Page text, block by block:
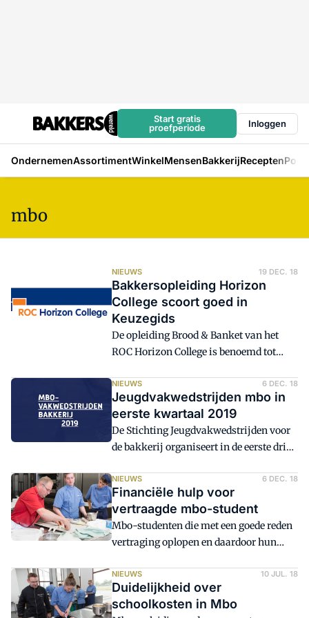
Start gratis
proefperiode
Inloggen
OndernemenAssortimentWinkelMensenBakkerijRecepten
mbo
NIEUWS 19 DEC. 18
Bakkersopleiding Horizon
College scoort goed in
Keuzegids
De opleiding Brood & Banket van het
ROC Horizon College is benoemd tot
2019. In deze gids worden mbo-
opleidingen met elkaar vergeleken en
wordt een ranglijst samengesteld. De
opleiding Brood & Banket van het
Horizon College staat in deze gids op de
kwaliteitszegel Topopleiding.
NIEUWS 6 DEC. 18
Jeugdvakwedstrijden mbo in
eerste kwartaal 2019
De Stichting Jeugdvakwedstrijden voor
de bakkerij organiseert in de eerste drie
voor mbo-leerlingen. Leerlingen die een
opleiding volgen op niveau 2, 3 en 4 en
na 1 januari 1996 zijn geboren, kunnen
aan de wedstrijden meedoen.
Inschrijven kan tot en met 11 januari
NIEUWS 6 DEC. 18
Financiële hulp voor
vertraagde mbo-student
Mbo-studenten die met een goede reden
vertraging oplopen en daardoor hun
de toekomst financiële hulp van het
ministerie van Onderwijs. Er wordt
volgens het wetsvoorstel jaarlijks 10
NIEUWS 10 JUL. 18
Duidelijkheid over
schoolkosten in Mbo